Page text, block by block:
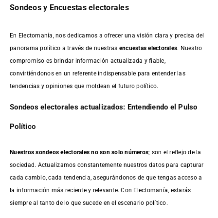
Sondeos y Encuestas electorales
En Electomanía, nos dedicamos a ofrecer una visión clara y precisa del
panorama político a través de nuestras encuestas electorales. Nuestro
compromiso es brindar información actualizada y fiable,
convirtiéndonos en un referente indispensable para entender las
tendencias y opiniones que moldean el futuro político.
Sondeos electorales actualizados: Entendiendo el Pulso
Político
Nuestros sondeos electorales no son solo números; son el reflejo de la
sociedad. Actualizamos constantemente nuestros datos para capturar
cada cambio, cada tendencia, asegurándonos de que tengas acceso a
la información más reciente y relevante. Con Electomanía, estarás
siempre al tanto de lo que sucede en el escenario político.